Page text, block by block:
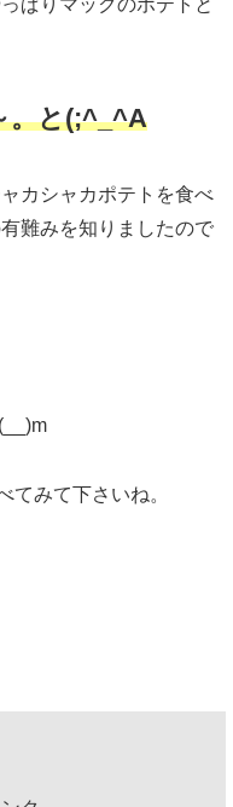
ぱりマックのポテトと
。と(;^_^A
カシャカポテトを食べ
難みを知りましたので
てみて下さいね。